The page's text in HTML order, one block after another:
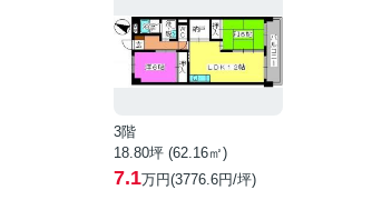
3階
18.80坪 (62.16㎡)
7.1万円(3776.6円/坪)